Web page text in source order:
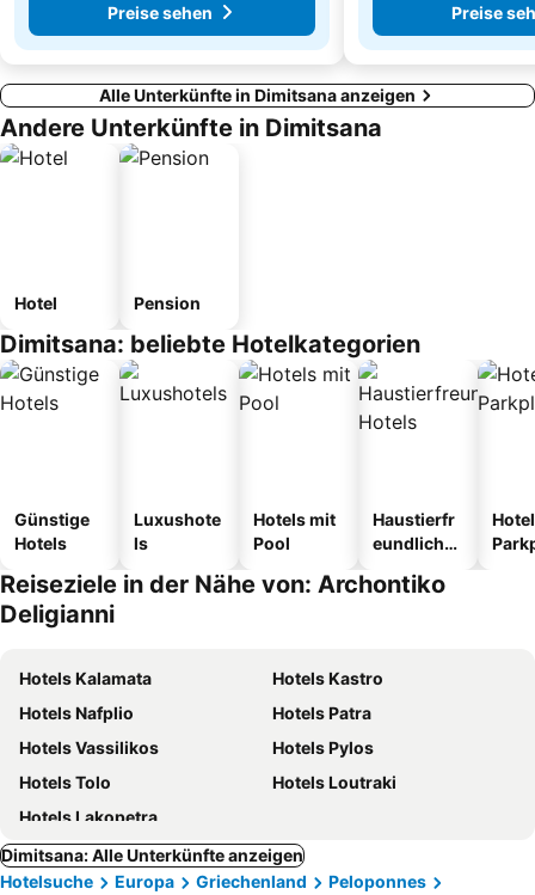
Preise sehen
Preise
Alle Unterkünfte in Dimitsana anzeigen
Andere Unterkünfte in Dimitsana
Hotel Pension
Dimitsana: beliebte Hotelkategorien
Günstige
Hotels
Luxushote
ls
Hotels mit
Pool
Haustierfr
eundliche
Reiseziele in der Nähe von: Archontiko
Deligianni
Hotels Kalamata
Hotels Kastro
Hotels Nafplio
Hotels Patra
Hotels Vassilikos
Hotels Pylos
Hotels Tolo
Hotels Loutraki
Hotels Lakopetra
Dimitsana: Alle Unterkünfte anzeigen
Hotelsuche
Europa Griechenland
Peloponnes